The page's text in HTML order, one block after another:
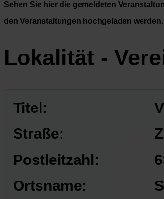
Sehen Sie hier die gemeldeten
den Veranstaltungen hochgeladen werden.
Lokalität -
Titel:
Straße:
Postleitzahl:
Ortsname: